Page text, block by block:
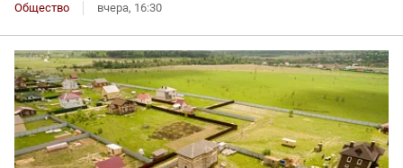
Общество вчера, 16:30